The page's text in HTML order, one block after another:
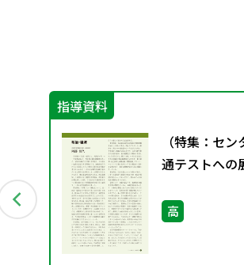
指導資料
（特集：セ
通テストへの
高